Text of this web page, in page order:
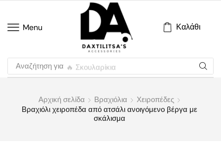
Menu Καλάθι
Αναζήτηση για 🔥 Σκουλαρίκια
Αρχική σελίδα Βραχιόλια
Χειροπέδες
Βραχιόλι χειροπέδα από ατσάλι ανοιγόμενο βέργα με
σκάλισμα